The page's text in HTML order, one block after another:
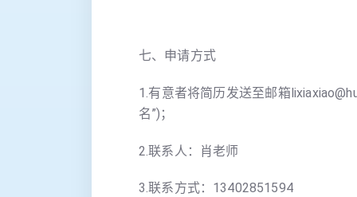
七、申请方式
1.有意者将简历发送至邮箱
名”)；
2.联系人：肖老师
3.联系方式：13402851594